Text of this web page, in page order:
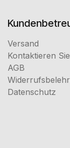
Versand
Kontaktieren
AGB
Datenschutz